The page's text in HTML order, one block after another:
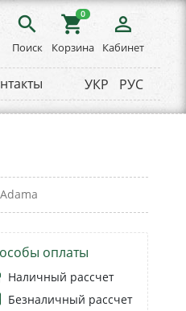
search
Поиск
shopping_cart
0
Корзина
person_outline
Кабинет
УКР РУС
оплаты
Наличный рассчет
Безналичный рассчет